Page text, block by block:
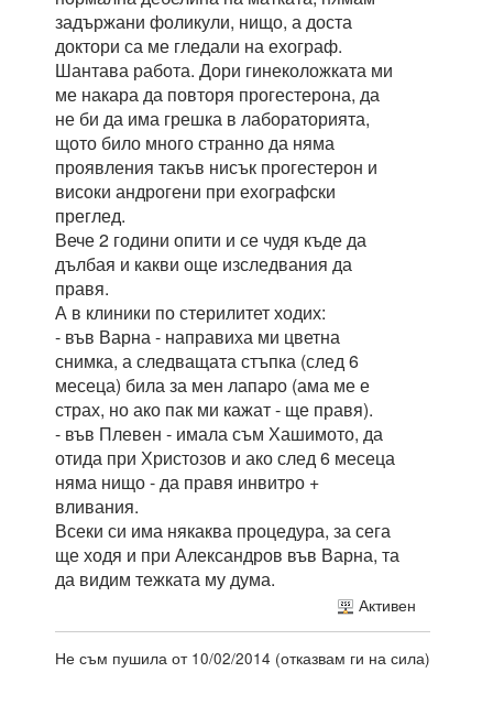
задържани фоликули, нищо, а доста
доктори са ме гледали на ехограф.
Шантава работа. Дори гинеколожката ми
ме накара да повторя прогестерона, да
не би да има грешка в лабораторията,
щото било много странно да няма
проявления такъв нисък прогестерон и
високи андрогени при ехографски
преглед.
Вече 2 години опити и се чудя къде да
дълбая и какви още изследвания да
правя.
А в клиники по стерилитет ходих:
- във Варна - направиха ми цветна
снимка, а следващата стъпка (след 6
месеца) била за мен лапаро (ама ме е
страх, но ако пак ми кажат - ще правя).
- във Плевен - имала съм Хашимото, да
отида при Христозов и ако след 6 месеца
няма нищо - да правя инвитро +
вливания.
Всеки си има някаква процедура, за сега
ще ходя и при Александров във Варна, та
да видим тежката му дума.
Активен
Не съм пушила от 10/02/2014 (отказвам ги на сила)